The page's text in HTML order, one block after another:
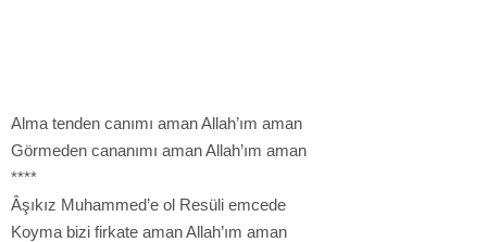
Alma tenden canımı aman Allah’ım aman
Görmeden cananımı aman Allah’ım aman
****
Âşıkız Muhammed’e ol Resüli emcede
Koyma bizi firkate aman Allah’ım aman